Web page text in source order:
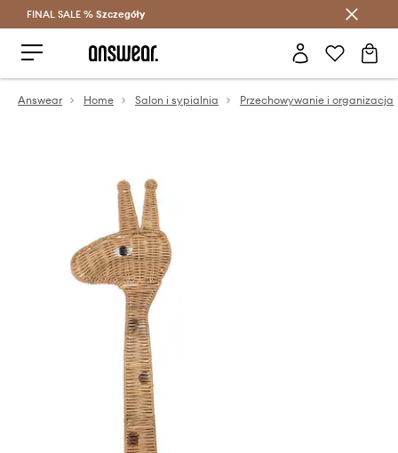
Oszczędzaj z Answear Club >
FINAL SALE % Szczegóły
Answear Home Salon i sypialnia Przechowywanie i organizacja